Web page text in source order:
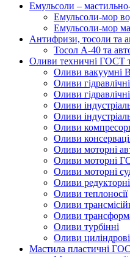
Емульсоли –
Емульсоли-мор
Емульсоли-мор
Антифризи, тосоли та
Тосол А-40 та
Оливи техничні ГОСТ
Оливи вакуумні
Оливи
Оливи
Оливи
Оливи
Оливи
Оливи
Оливи моторні
Оливи моторні
Оливи моторні
Оливи
Оливи теплоносії
Оливи
Оливи
Оливи турбінні
Оливи циліндрові
Мастила пластичні